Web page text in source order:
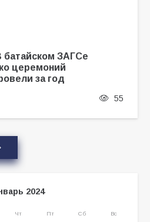
батайском ЗАГСе
церемоний
за год
55
2024
Чт Пт Сб Вс